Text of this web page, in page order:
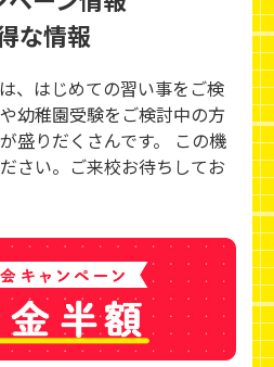
な情報
、はじめての習い事をご検
幼稚園受験をご検討中の方
盛りだくさんです。 この機
さい。ご来校お待ちしてお